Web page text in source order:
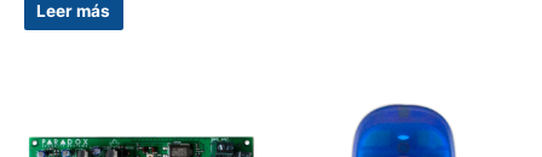
Leer más